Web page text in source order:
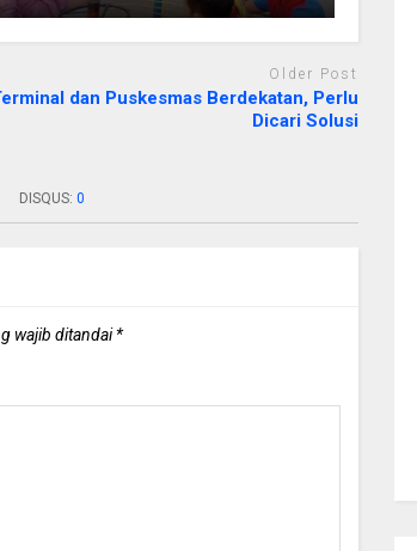
Older Post
dan Puskesmas Berdekatan, Perlu
Dicari Solusi
DISQUS: 0
wajib ditandai*